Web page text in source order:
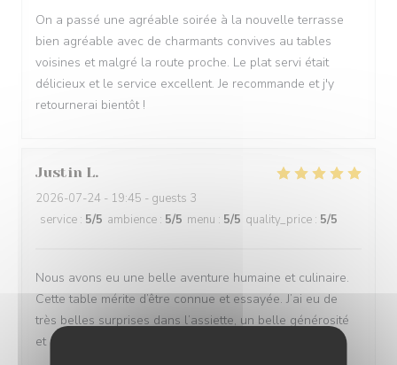
On a passé une agréable soirée à la nouvelle terrasse
bien agréable avec de charmants convives au tables
voisines et malgré la route proche. Le plat servi était
délicieux et le service excellent. Je recommande et j'y
retournerai bientôt !
Justin L
2026-07-24 - 19:45 - guests 3
service : 5/5 ambience : 5/5 menu : 5/5 quality_price : 5/5
Nous avons eu une belle aventure humaine et culinaire.
Cette table mérite d’être connue et essayée. J’ai eu de
très belles surprises dans l’assiette, un belle générosité
et un service attentionné Merci à l’équipe en salle